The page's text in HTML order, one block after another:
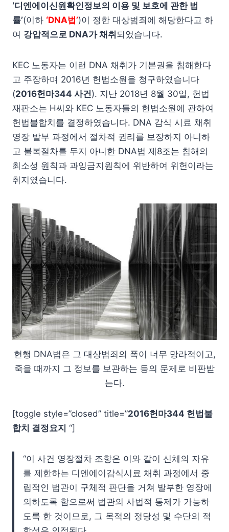
‘디엔에이신원확인정보의 이용 및 보호에 관한 법
률’(이하 ‘DNA법’)이 정한 대상범죄에 해당한다고 하
여 강압적으로 DNA가 채취 되었습니다.
KEC 노동자는 이런 DNA 채취가 기본권을 침해한다
고 주장하며 2016년 헌법소원을 청구하였습니다
(2016헌마344 사건). 지난 2018년 8월 30일, 헌법
재판소는 H씨와 KEC 노동자들의 헌법소원에 관하여
헌법불합치를 결정하였습니다. DNA 감식 시료 채취
영장 발부 과정에서 절차적 권리를 보장하지 아니하
고 불복절차를 두지 아니한 DNA법 제8조는 침해의
최소성 원칙과 과잉금지원칙에 위반하여 위헌이라는
취지였습니다.
현행 DNA법은 그 대상범죄의 폭이 너무 망라적이고,
죽을 때까지 그 정보를 보관하는 등의 문제로 비판받
는다.
[toggle style=”closed” title=”2016헌마344 헌법불
합치 결정요지 “]
“이 사건 영장절차 조항은 이와 같이 신체의 자유
를 제한하는 디엔에이감식시료 채취 과정에서 중
립적인 법관이 구체적 판단을 거쳐 발부한 영장에
의하도록 함으로써 법관의 사법적 통제가 가능하
도록 한 것이므로, 그 목적의 정당성 및 수단의 적